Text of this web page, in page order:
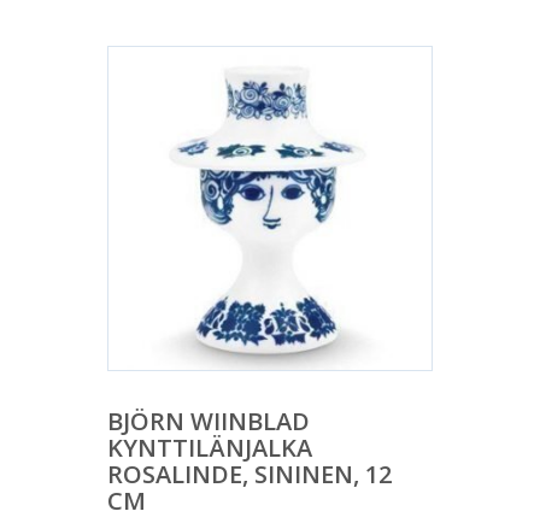
BJÖRN WIINBLAD
KYNTTILÄNJALKA
ROSALINDE, SININEN, 12
CM